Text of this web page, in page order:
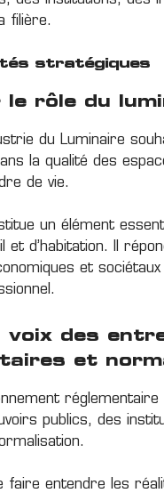
filière.
stratégiques
rôle du
du Luminaire
la qualité des
de vie.
un élément
et d’habitation. Il
et
des
et
publics, des
faire entendre les